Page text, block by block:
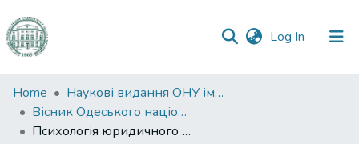
Log In (current)
Communities
&
Collections
Home
Наукові видання ОНУ імені І. І. Мечникова
Вісник Одеського національного університету. Правознавство
Психологія юридичного конфлікту